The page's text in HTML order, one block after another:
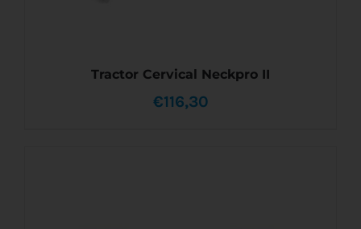
Tractor Cervical Neckpro II
€116,30